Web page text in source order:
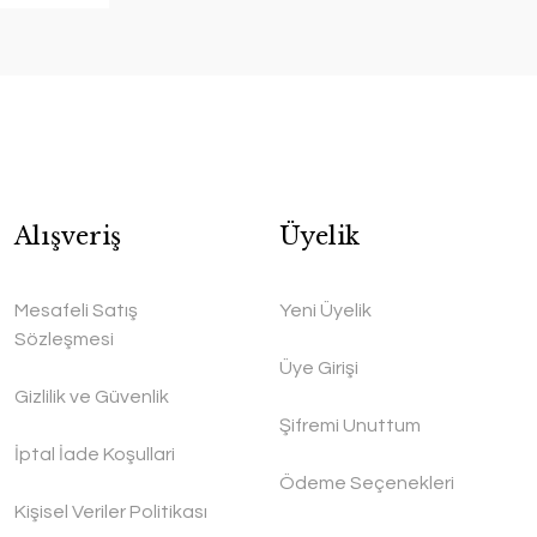
Alışveriş
Mesafeli Satış
Sözleşmesi
Gizlilik ve Güvenlik
İptal İade Koşullari
Kişisel Veriler Politikası
Üyelik
Yeni Üyelik
Üye Girişi
Şifremi Unuttum
Ödeme Seçenekleri